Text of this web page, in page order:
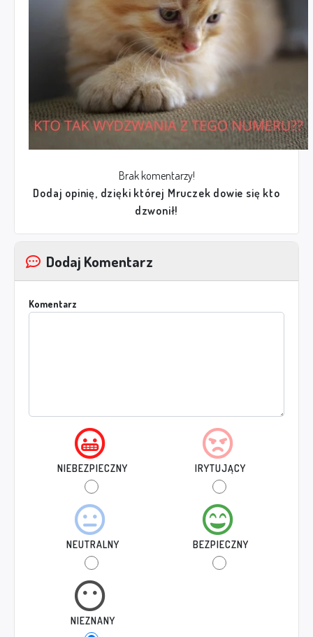
Brak komentarzy!
Dodaj opinię, dzięki której Mruczek dowie się kto
dzwonił!
Dodaj Komentarz
Komentarz
NIEBEZPIECZNY IRYTUJĄCY
NEUTRALNY BEZPIECZNY
NIEZNANY